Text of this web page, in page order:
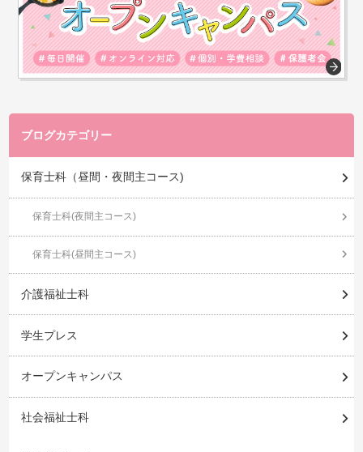
ブログカテゴリー
保育士科（昼間・夜間主コース)
保育士科(夜間主コース)
保育士科(昼間主コース)
介護福祉士科
学生プレス
オープンキャンパス
社会福祉士科